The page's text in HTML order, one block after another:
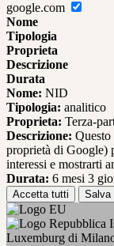
google.com
Nome
Tipologia
Proprieta
Descrizione
Durata
Nome: NID
Tipologia: analitico
Proprieta: Terza-
Descrizione:
proprietà di Google)
interessi e mostrarti
Durata: 6 mesi 3
Accetta tutti Salva
Luxemburg di